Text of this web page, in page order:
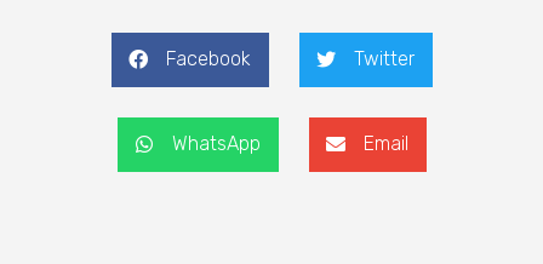
Facebook Twitter
WhatsApp Email